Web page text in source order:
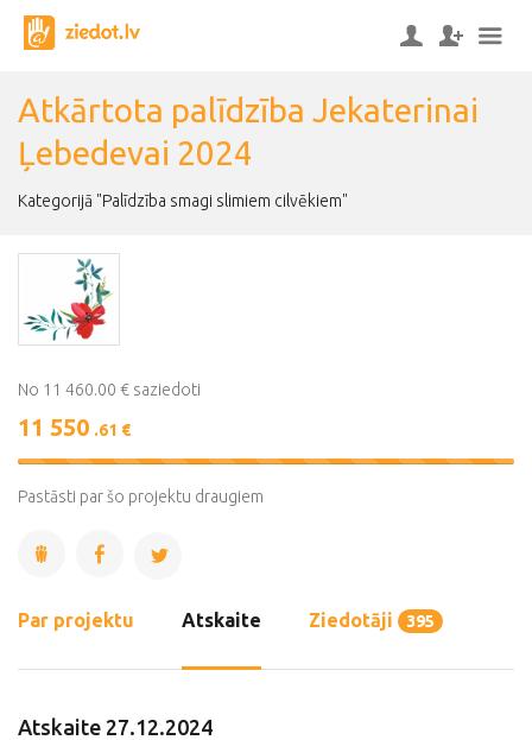
Atkārtota palīdzība Jekaterinai
Ļebedevai 2024
Kategorijā "Palīdzība smagi slimiem cilvēkiem"
No 11 460.00 € saziedoti
11 550 .61 €
101%
Pastāsti par šo projektu draugiem
Par projektu Atskaite Ziedotāji 395
Atskaite 27.12.2024